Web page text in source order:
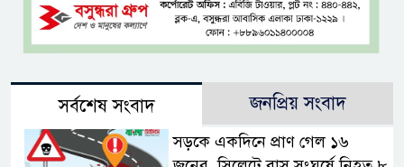
সর্বশেষ সংবাদ জনপ্রিয় সংবাদ
সড়কে একদিনে প্রাণ গেল ১৬